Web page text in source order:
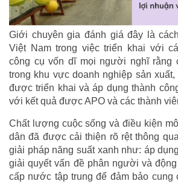
Giới chuyên gia đánh giá đây là
Việt Nam trong việc triển khai với
công cụ vốn dĩ mọi người nghĩ rằng
trong khu vực doanh nghiệp sản
được triển khai và áp dụng thành
với kết quả được APO và các thành
Chất lượng cuộc sống và điều kiện
dân đã được cải thiện rõ rệt thông
giải pháp năng suất xanh như: áp
giải quyết vấn đề phân người và
cấp nước tập trung để đảm bảo cung